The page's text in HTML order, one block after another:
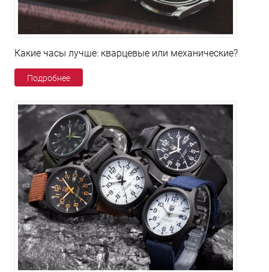
Какие часы лучше: кварцевые или механические?
Подробнее